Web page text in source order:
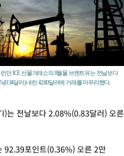
던 ICE 선물거래소의 8월물 브렌트유는 전날보다
달러) 내린 42.80달러에 거래를 마무리했다.
는 전날보다 2.08%(0.83달러) 오른
92.39포인트(0.36%) 오른 2만